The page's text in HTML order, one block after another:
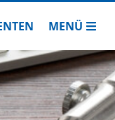
MENÜ